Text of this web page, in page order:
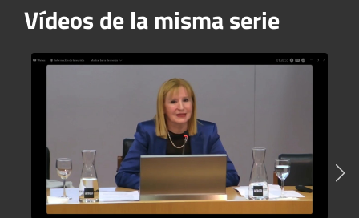
Vídeos de la misma serie